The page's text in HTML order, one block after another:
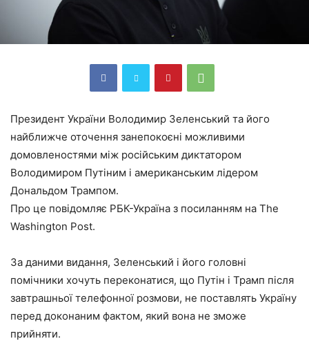
Президент України Володимир Зеленський та його
найближче оточення занепокоєні можливими
домовленостями між російським диктатором
Володимиром Путіним і американським лідером
Дональдом Трампом.
Про це повідомляє РБК-Україна з посиланням на The
Washington Post.
За даними видання, Зеленський і його головні
помічники хочуть переконатися, що Путін і Трамп після
завтрашньої телефонної розмови, не поставлять Україну
перед доконаним фактом, який вона не зможе
прийняти.